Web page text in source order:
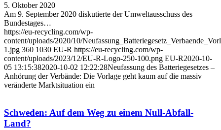
5. Oktober 2020
Am 9. September 2020 diskutierte der Umweltausschuss des
Bundestages…
https://eu-recycling.com/wp-
content/uploads/2020/10/
1.jpg 360 1030 EU-R https://eu-recycling.com/wp-
content/uploads/2023/12/EU-R-Logo-250-100.png EU-R2020-10-
05 13:15:382020-10-02 12:22:28Neufassung des Batteriegesetzes –
Anhörung der Verbände: Die Vorlage geht kaum auf die massiv
veränderte Marktsituation ein
Schweden: Auf dem Weg zu einem Null-Abfall-
Land?